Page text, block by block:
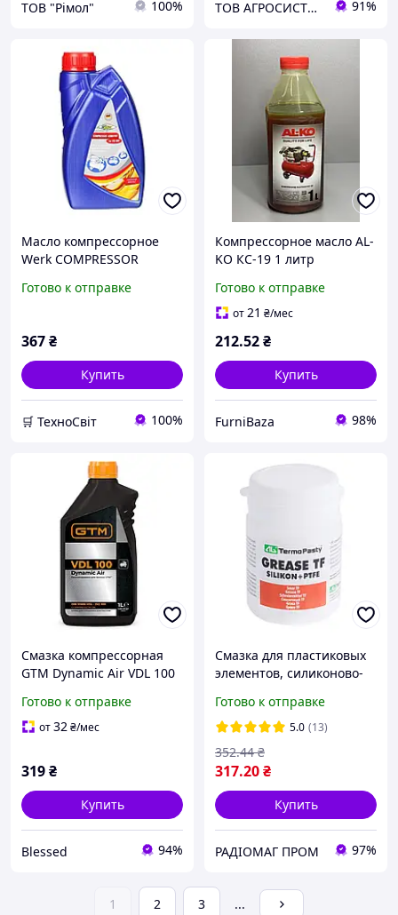
ТОВ "Рімол" 100% ТОВ АГРОСИСТЕМА ЛТД 91%
Масло компрессорное
Werk COMPRESSOR
Готово к отправке
367₴
Купить
🛒 ТехноСвіт 100%
Компрессорное масло AL-
KO КС-19 1 литр
противоизносными
свойствами для защиты и
установок
Готово к отправке
от21 ₴/мес
212.52₴
Купить
FurniBaza 98%
Смазка компрессорная
GTM Dynamic Air VDL 100
Готово к отправке
от32₴/мес
319₴
Купить
Blessed 94%
Смазка для пластиковых
элементов, силиконово-
TF-60) (ART.AGT-066) AG
TermoPasty
Готово к отправке
5.0 (13)
317.20₴
352.44 ₴
Купить
РАДІОМАГ ПРОМ 97%
1 2 3 ...